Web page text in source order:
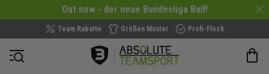
Out now - der neue Bundesliga Ball!
Team Rabatte Größen Muster Profi-Flock
Navigation öffnen